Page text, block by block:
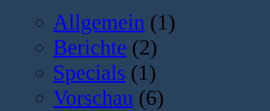
Allgemein (1)
Berichte (2)
Specials (1)
Vorschau (6)